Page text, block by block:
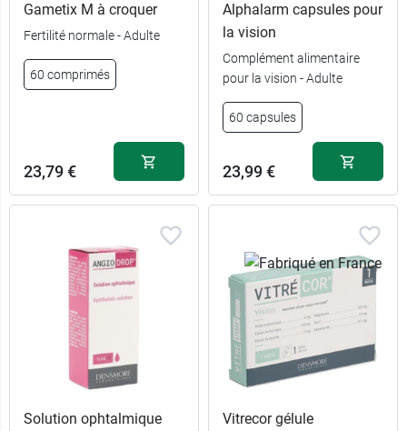
Gametix M à croquer
Fertilité normale - Adulte
60 comprimés
23,79 €
Alphalarm capsules pour
la vision
Complément alimentaire
pour la vision - Adulte
60 capsules
23,99 €
Solution ophtalmique
Vitrecor gélule